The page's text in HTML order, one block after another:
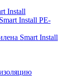
Install
Install PE-
Smart Install